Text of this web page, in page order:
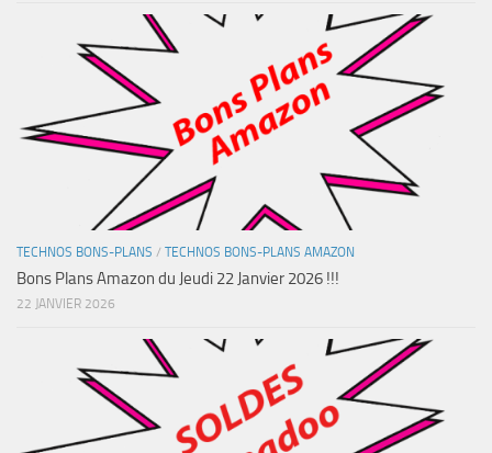
TECHNOS BONS-PLANS / TECHNOS BONS-PLANS AMAZON
Bons Plans Amazon du Jeudi 22 Janvier 2026 !!!
22 JANVIER 2026